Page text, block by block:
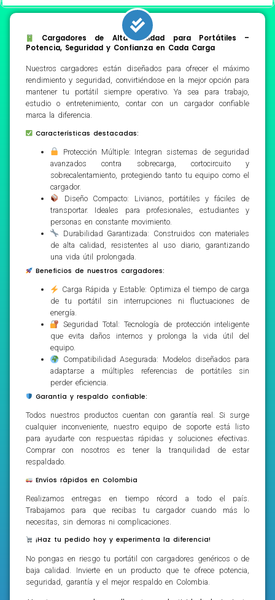
Cargadores de Alta Calidad para Portátiles –
Potencia, Seguridad y Confianza en Cada Carga
Nuestros cargadores están diseñados para ofrecer el máximo
rendimiento y seguridad, convirtiéndose en la mejor opción para
mantener tu portátil siempre operativo. Ya sea para trabajo,
estudio o entretenimiento, contar con un cargador confiable
marca la diferencia.
Características destacadas:
Protección Múltiple: Integran sistemas de seguridad
avanzados contra sobrecarga, cortocircuito y
sobrecalentamiento, protegiendo tanto tu equipo como el
cargador.
Diseño Compacto: Livianos, portátiles y fáciles de
transportar. Ideales para profesionales, estudiantes y
personas en constante movimiento.
Durabilidad Garantizada: Construidos con materiales
de alta calidad, resistentes al uso diario, garantizando
una vida útil prolongada.
Beneficios de nuestros cargadores:
Carga Rápida y Estable: Optimiza el tiempo de carga
de tu portátil sin interrupciones ni fluctuaciones de
energía.
Seguridad Total: Tecnología de protección inteligente
que evita daños internos y prolonga la vida útil del
equipo.
Compatibilidad Asegurada: Modelos diseñados para
adaptarse a múltiples referencias de portátiles sin
perder eficiencia.
Garantía y respaldo confiable:
Todos nuestros productos cuentan con garantía real. Si surge
cualquier inconveniente, nuestro equipo de soporte está listo
para ayudarte con respuestas rápidas y soluciones efectivas.
Comprar con nosotros es tener la tranquilidad de estar
respaldado.
Envíos rápidos en Colombia
Realizamos entregas en tiempo récord a todo el país.
Trabajamos para que recibas tu cargador cuando más lo
necesitas, sin demoras ni complicaciones.
¡Haz tu pedido hoy y experimenta la diferencia!
No pongas en riesgo tu portátil con cargadores genéricos o de
baja calidad. Invierte en un producto que te ofrece potencia,
seguridad, garantía y el mejor respaldo en Colombia.